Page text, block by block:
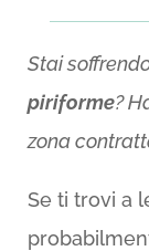
Stai
piriforme?
zona
Se ti trovi a